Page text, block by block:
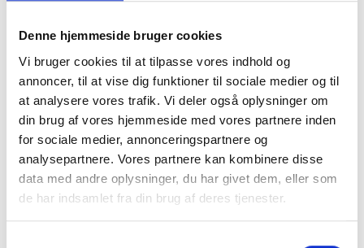
Denne hjemmeside bruger cookies
Vi bruger cookies til at tilpasse vores indhold og
annoncer, til at vise dig funktioner til sociale medier og til
at analysere vores trafik. Vi deler også oplysninger om
din brug af vores hjemmeside med vores partnere inden
for sociale medier, annonceringspartnere og
analysepartnere. Vores partnere kan kombinere disse
data med andre oplysninger, du har givet dem, eller som
de har indsamlet fra din brug af deres tjenester.
Detaljer
Dato:
18 dec, 2023
Tidspunkt:
14:30 - 17:30
Arrangør
Skive Handel
Telefon
6167 7194
E-mail
info@skivehandel.dk
Sted